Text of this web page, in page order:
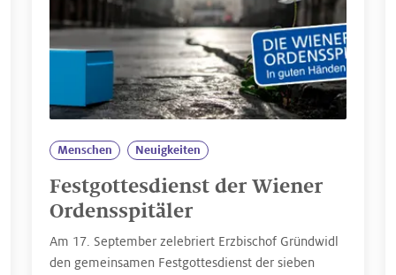
Menschen Neuigkeiten
Festgottesdienst der Wiener
Ordensspitäler
Am 17. September zelebriert Erzbischof Gründwidl
den gemeinsamen Festgottesdienst der sieben